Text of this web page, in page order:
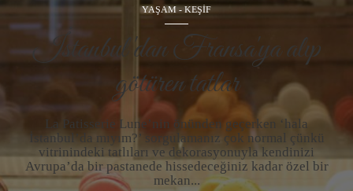
YAŞAM-KEŞİF
İstanbul'dan Fransa'ya alıp
götüren tatlar
La Patisserie Lune’nin önünden geçerken ‘hala
İstanbul’da mıyım?’ sorgulamanız çok normal çünkü
vitrinindeki tatlıları ve dekorasyonuyla kendinizi
Avrupa’da bir pastanede hissedeceğiniz kadar özel bir
mekan...